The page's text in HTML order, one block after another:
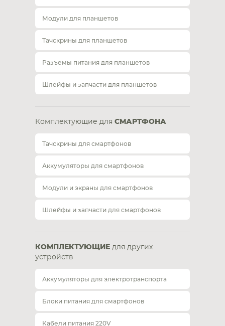
Модули для планшетов
Тачскрины для планшетов
Разъемы питания для планшетов
Шлейфы и запчасти для планшетов
Комплектующие для СМАРТФОНА
Тачскрины для смартфонов
Аккумуляторы для смартфонов
Модули и экраны для смартфонов
Шлейфы и запчасти для смартфонов
КОМПЛЕКТУЮЩИЕ для других
устройств
Аккумуляторы для электротранспорта
Блоки питания для смартфонов
Кабели питания 220V